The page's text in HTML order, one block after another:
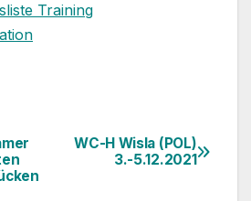
Training
WC-H Wisla (POL)
3.-5.12.2021